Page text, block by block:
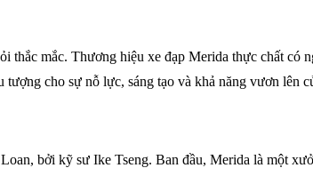
thắc mắc. Thương hiệu xe đạp Merida thực chất
cho sự nỗ lực, sáng tạo và khả năng vươn lên
bởi kỹ sư Ike Tseng. Ban đầu, Merida là một